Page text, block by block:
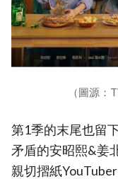
（圖源：
第1季的末尾也留
矛盾的安昭熙&姜
親切摺紙